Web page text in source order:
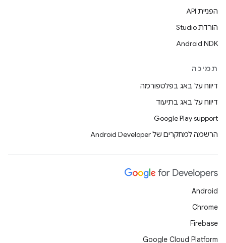
הפניית API
הורדת Studio
Android NDK
תמיכה
דיווח על באג בפלטפורמה
דיווח על באג בתיעוד
Google Play support
הרשמה למחקרים של Android Developer
Android
Chrome
Firebase
Google Cloud Platform